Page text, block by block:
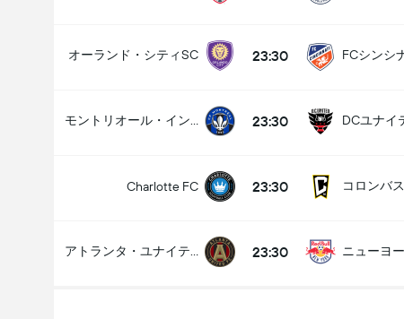
オーランド・シティSC 23:30 FCシンシ
23:30 DCユナイ
Charlotte FC 23:30 コロンバ
23:30